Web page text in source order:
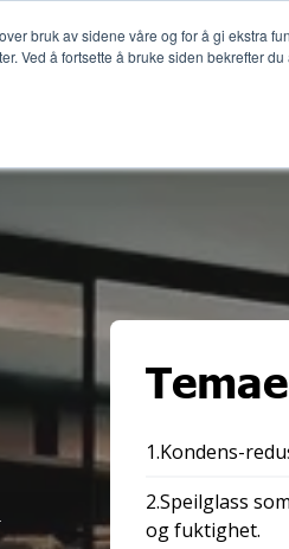
bruk av sidene våre og for å gi ekstra
Ved å fortsette å bruke siden bekrefter du
1.Kondens-
2.Speilglass
og fuktighet.